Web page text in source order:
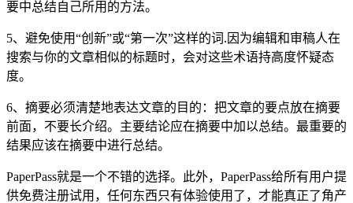
要中总结自己所用的方法。
5、避免使用“创新”或“第一次”这样的词.因为编辑和审稿人在
搜索与你的文章相似的标题时，会对这些术语持高度怀疑态
度。
6、摘要必须清楚地表达文章的目的：把文章的要点放在摘要
前面，不要长介绍。主要结论应在摘要中加以总结。最重要的
结果应该在摘要中进行总结。
PaperPass就是一个不错的选择。此外，PaperPass给所有用户提
供免费注册试用，任何东西只有体验使用了，才能真正了角产